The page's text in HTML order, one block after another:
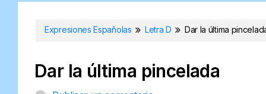
Expresiones Españolas Letra D Dar la última
Dar la última pincelada